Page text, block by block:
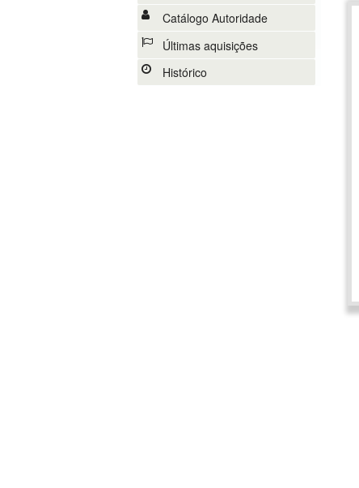
Catálogo Autoridade
Últimas aquisições
Histórico